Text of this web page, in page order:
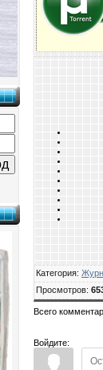
Категория:
Просмотров:
Всего
Войдите: